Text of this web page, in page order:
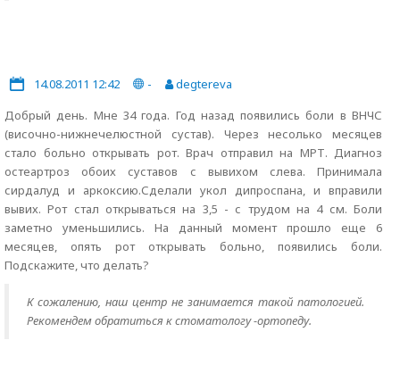
14.08.2011 12:42 -
degtereva
Добрый день. Мне 34 года. Год назад появились боли в ВНЧС
(височно-нижнечелюстной сустав). Через несолько месяцев
стало больно открывать рот. Врач отправил на МРТ. Диагноз
остеартроз обоих суставов с вывихом слева. Принимала
сирдалуд и аркоксию.Сделали укол дипроспана, и вправили
вывих. Рот стал открываться на 3,5 - с трудом на 4 см. Боли
заметно уменьшились. На данный момент прошло еще 6
месяцев, опять рот открывать больно, появились боли.
Подскажите, что делать?
К сожалению, наш центр не занимается такой патологией.
Рекомендем обратиться к стоматологу -ортопеду.